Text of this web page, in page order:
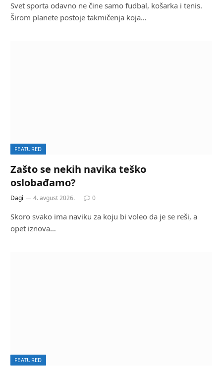
Svet sporta odavno ne čine samo fudbal, košarka i tenis.
Širom planete postoje takmičenja koja…
FEATURED
Zašto se nekih navika teško
oslobađamo?
Dagi 4. avgust 2026. 0
Skoro svako ima naviku za koju bi voleo da je se reši, a
opet iznova…
FEATURED